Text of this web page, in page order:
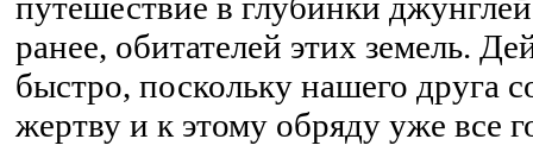
ранее, обитателей этих земель.
быстро, поскольку нашего друга
жертву и к этому обряду уже все